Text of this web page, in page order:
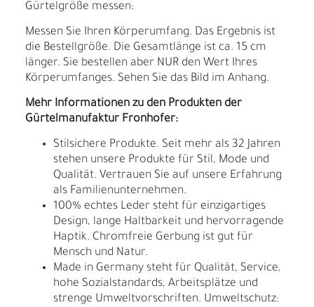
Gürtelgröße messen:
Messen Sie Ihren Körperumfang. Das Ergebnis ist
die Bestellgröße. Die Gesamtlänge ist ca. 15 cm
länger. Sie bestellen aber NUR den Wert Ihres
Körperumfanges. Sehen Sie das Bild im Anhang.
Mehr Informationen zu den Produkten der
Gürtelmanufaktur Fronhofer:
Stilsichere Produkte. Seit mehr als 32 Jahren
stehen unsere Produkte für Stil, Mode und
Qualität. Vertrauen Sie auf unsere Erfahrung
als Familienunternehmen.
100% echtes Leder steht für einzigartiges
Design, lange Haltbarkeit und hervorragende
Haptik. Chromfreie Gerbung ist gut für
Mensch und Natur.
Made in Germany steht für Qualität, Service,
hohe Sozialstandards, Arbeitsplätze und
strenge Umweltvorschriften. Umweltschutz: